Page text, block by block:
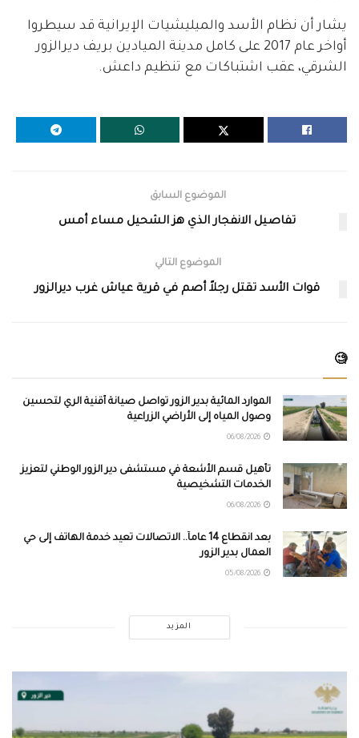
يشار أن نظام الأسد والميليشيات الإيرانية قد سيطروا
أواخر عام 2017 على كامل مدينة الميادين بريف ديرالزور
الشرقي، عقب اشتباكات مع تنظيم داعش.
الموضوع السابق
تفاصيل الانفجار الذي هز الشحيل مساء أمس
الموضوع التالي
قوات الأسد تقتل رجلاً أصم في قرية عياش غرب ديرالزور
🧐
الموارد المائية بدير الزور تواصل صيانة أقنية الري لتحسين
وصول المياه إلى الأراضي الزراعية
تأهيل قسم الأشعة في مستشفى دير الزور الوطني لتعزيز
الخدمات التشخيصية
بعد انقطاع 14 عاماً.. الاتصالات تعيد خدمة الهاتف إلى حي
العمال بدير الزور
المزيد